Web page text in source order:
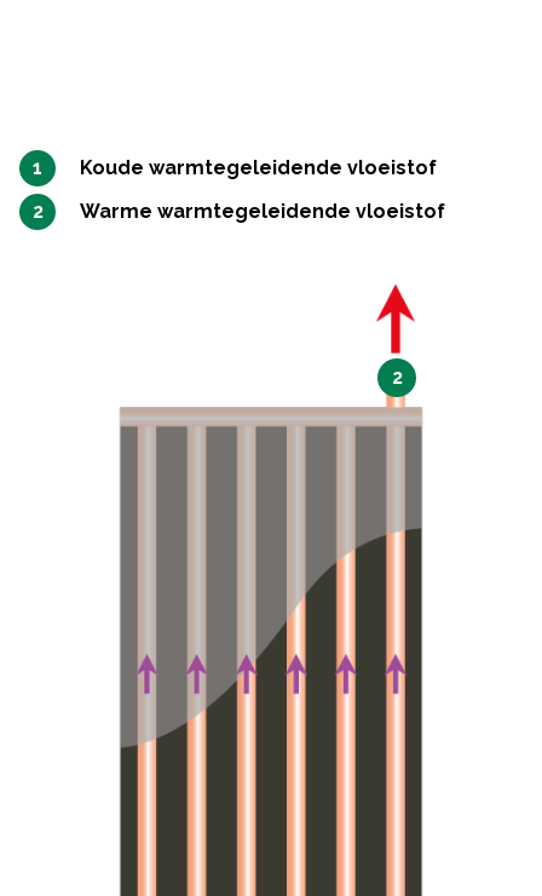
Koude warmtegeleidende vloeistof
Warme warmtegeleidende vloeistof
2